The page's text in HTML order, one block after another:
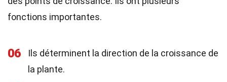
fonctions importantes.
06
Ils déterminent la direction de la croissance de
la plante.